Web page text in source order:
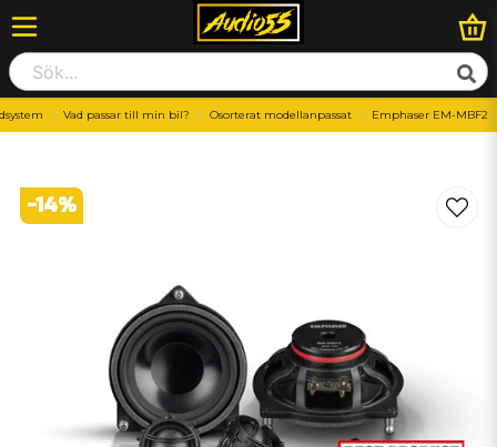
Vad passar till min bil? Osorterat modellanpassat Emphaser EM-MBF2
-14%